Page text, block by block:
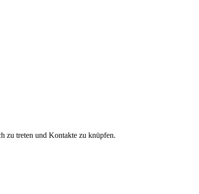
zu treten und Kontakte zu knüpfen.